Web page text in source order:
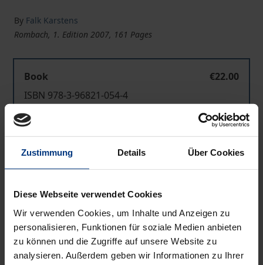
Zustimmung Details Über Cookies
Diese Webseite verwendet Cookies
Wir verwenden Cookies, um Inhalte und Anzeigen zu
personalisieren, Funktionen für soziale Medien anbieten
zu können und die Zugriffe auf unsere Website zu
analysieren. Außerdem geben wir Informationen zu Ihrer
By Falk Karstens
Rombach, 1. Edition 2007, 161 Pages
Book
€22.00
ISBN 978-3-96821-054-4
Available
Prices include VAT. Depending on the delivery address, VAT
may vary at checkout.
Add to Cart
Add to Wish List
Delivery cost notice